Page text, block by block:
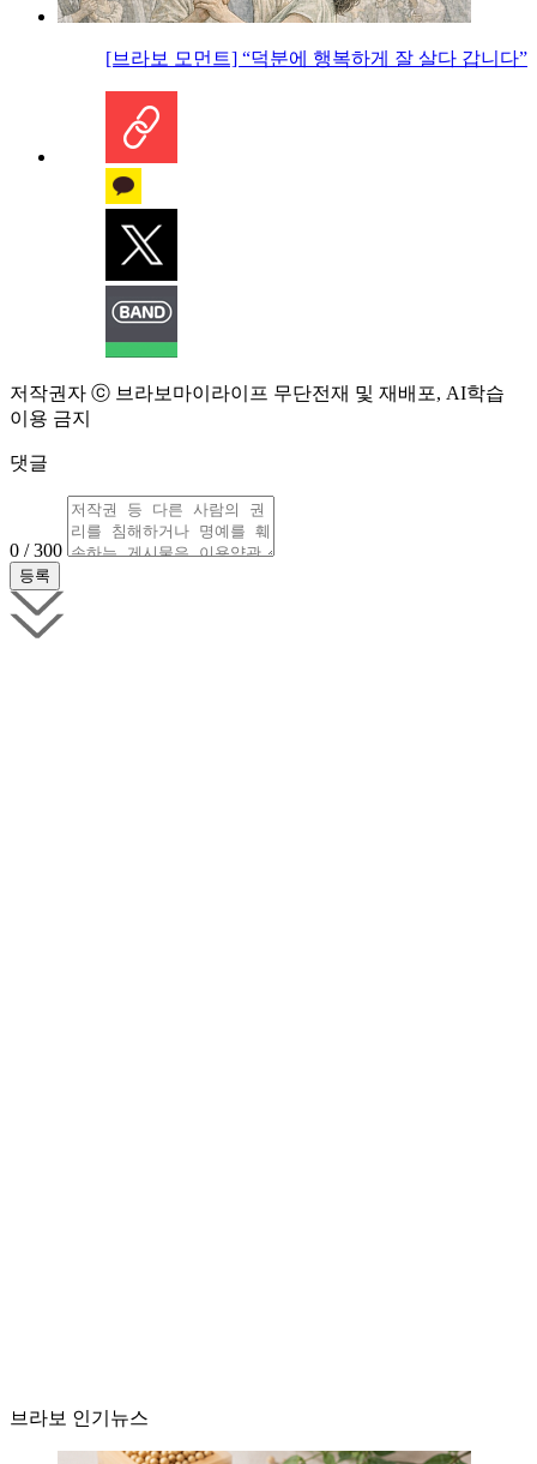
[브라보 모먼트] “덕분에 행복하게 잘 살다 갑니다”
저작권자 ⓒ 브라보마이라이프 무단전재 및 재배포, AI학습
이용 금지
댓글
0 / 300
브라보 인기뉴스